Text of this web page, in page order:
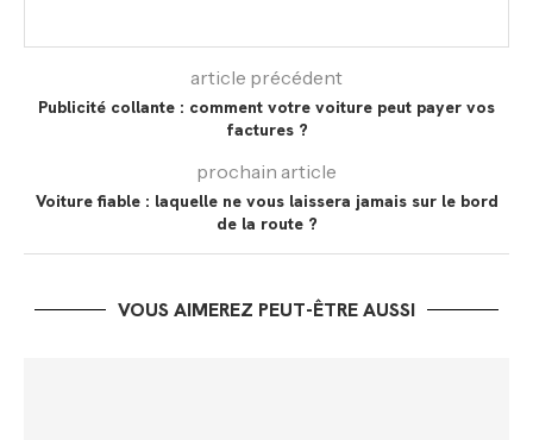
article précédent
Publicité collante : comment votre voiture peut payer vos
factures ?
prochain article
Voiture fiable : laquelle ne vous laissera jamais sur le bord
de la route ?
VOUS AIMEREZ PEUT-ÊTRE AUSSI